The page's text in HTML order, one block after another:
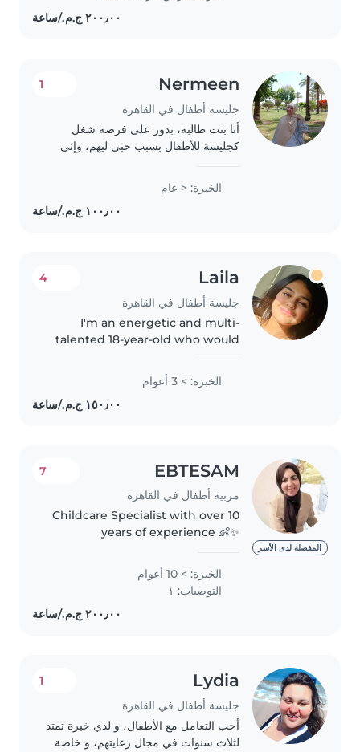
المسؤولية..
Nermeen
جليسة أطفال في القاهرة
1
أنا بنت طالبة، بدور على فرصة شغل
كجليسة للأطفال بسبب حبي ليهم، وإني
بطفل ورعايته حتى ولو لوقت قصير
علشان أطفالي فيما بعد بإذن الله حاجات
الخبرة: < عام
Laila
جليسة أطفال في القاهرة
4
I'm an energetic and multi-
talented 18-year-old who would
With 3 years of experience
working with toddlers and
preschoolers, I'm comfortable
الخبرة: > 3 أعوام
المفضلة لدى الأسر
EBTESAM
مربية أطفال في القاهرة
7
Childcare Specialist with over 10
years of experience 👶✨
children's development through
creative activities and play 🎨
Skilled in creating a safe, caring,..
الخبرة: > 10 أعوام
التوصيات: ١
Lydia
جليسة أطفال في القاهرة
1
أحب التعامل مع الأطفال، و لدي خبرة تمتد
لثلاث سنوات في مجال رعايتهم، و خاصة